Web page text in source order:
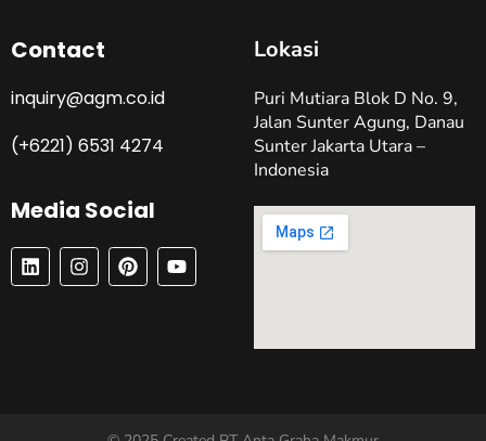
Contact
inquiry@agm.co.id
(+6221) 6531 4274
Media Social
L
I
N
I
N
S
P
I
N
Y
O
U
Lokasi
Puri Mutiara Blok D No. 9,
Jalan Sunter Agung, Danau
Sunter Jakarta Utara –
Indonesia